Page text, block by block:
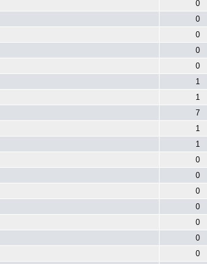
0
0
0
0
0
1
1
7
1
1
0
0
0
0
0
0
0